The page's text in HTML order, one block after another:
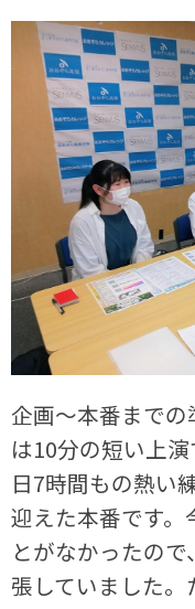
企画～本番まで
は10分の短い上
日7時間もの熱い
迎えた本番です。
とがなかったの
張していました